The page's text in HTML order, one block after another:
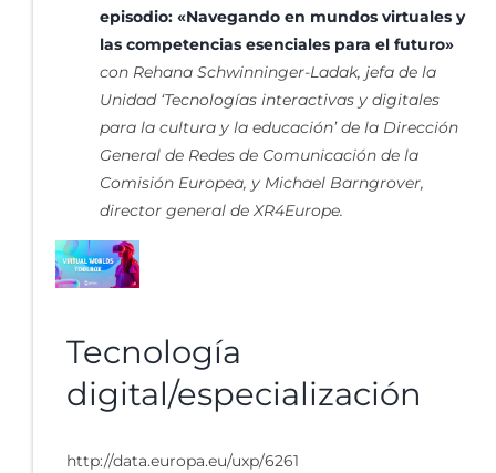
episodio: «Navegando en mundos virtuales y
las competencias esenciales para el futuro»
con Rehana Schwinninger-Ladak, jefa de la
Unidad ‘Tecnologías interactivas y digitales
para la cultura y la educación’ de la Dirección
General de Redes de Comunicación de la
Comisión Europea, y Michael Barngrover,
director general de XR4Europe.
Tecnología
digital/especialización
http://data.europa.eu/uxp/6261